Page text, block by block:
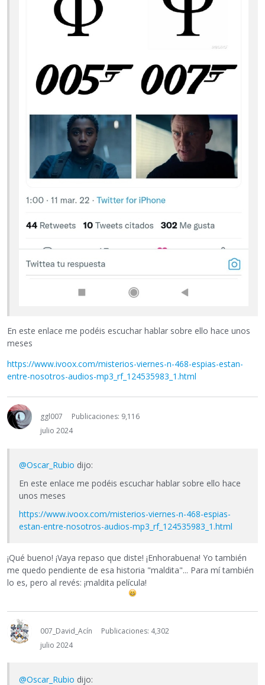
En este enlace me podéis escuchar hablar sobre ello hace unos
meses
https://www.ivoox.com/misterios-viernes-n-468-espias-estan-
entre-nosotros-audios-mp3_rf_124535983_1.html
ggl007
Publicaciones: 9,116
julio 2024
@Oscar_Rubio dijo:
En este enlace me podéis escuchar hablar sobre ello hace
unos meses
https://www.ivoox.com/misterios-viernes-n-468-espias-
estan-entre-nosotros-audios-mp3_rf_124535983_1.html
¡Qué bueno! ¡Vaya repaso que diste! ¡Enhorabuena! Yo también
me quedo pendiente de esa historia "maldita"... Para mí también
lo es, pero al revés: ¡maldita película!
007_David_Acín
Publicaciones: 4,302
julio 2024
@Oscar_Rubio dijo: